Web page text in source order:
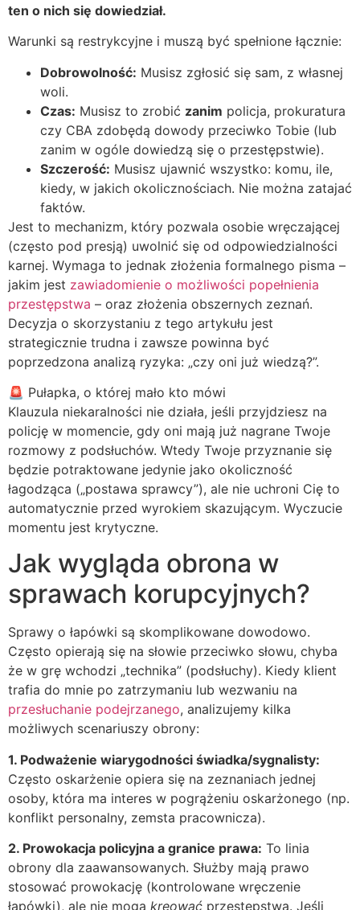
ten o nich się dowiedział.
Warunki są restrykcyjne i muszą być spełnione łącznie:
Dobrowolność: Musisz zgłosić się sam, z własnej
woli.
Czas: Musisz to zrobić zanim policja, prokuratura
czy CBA zdobędą dowody przeciwko Tobie (lub
zanim w ogóle dowiedzą się o przestępstwie).
Szczerość: Musisz ujawnić wszystko: komu, ile,
kiedy, w jakich okolicznościach. Nie można zatajać
faktów.
Jest to mechanizm, który pozwala osobie wręczającej
(często pod presją) uwolnić się od odpowiedzialności
karnej. Wymaga to jednak złożenia formalnego pisma –
jakim jest zawiadomienie o możliwości popełnienia
przestępstwa – oraz złożenia obszernych zeznań.
Decyzja o skorzystaniu z tego artykułu jest
strategicznie trudna i zawsze powinna być
poprzedzona analizą ryzyka: „czy oni już wiedzą?”.
🚨 Pułapka, o której mało kto mówi
Klauzula niekaralności nie działa, jeśli przyjdziesz na
policję w momencie, gdy oni mają już nagrane Twoje
rozmowy z podsłuchów. Wtedy Twoje przyznanie się
będzie potraktowane jedynie jako okoliczność
łagodząca („postawa sprawcy”), ale nie uchroni Cię to
automatycznie przed wyrokiem skazującym. Wyczucie
momentu jest krytyczne.
Jak wygląda obrona w
sprawach korupcyjnych?
Sprawy o łapówki są skomplikowane dowodowo.
Często opierają się na słowie przeciwko słowu, chyba
że w grę wchodzi „technika” (podsłuchy). Kiedy klient
trafia do mnie po zatrzymaniu lub wezwaniu na
przesłuchanie podejrzanego, analizujemy kilka
możliwych scenariuszy obrony:
1. Podważenie wiarygodności świadka/sygnalisty:
Często oskarżenie opiera się na zeznaniach jednej
osoby, która ma interes w pogrążeniu oskarżonego (np.
konflikt personalny, zemsta pracownicza).
2. Prowokacja policyjna a granice prawa: To linia
obrony dla zaawansowanych. Służby mają prawo
stosować prowokację (kontrolowane wręczenie
łapówki), ale nie mogą kreować przestępstwa. Jeśli